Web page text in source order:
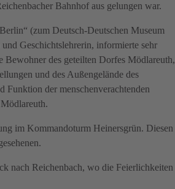
Bahnhof aus gelungen war.
(zum Deutsch-Deutschen Museum
Geschichtslehrerin, informierte sehr
Bewohner des geteilten Dorfes Mödlareuth,
und des Außengelände des
Funktion der menschenverachtenden
im Kommandoturm Heinersgrün. Diesen
nach Reichenbach, wo die Feierlichkeiten